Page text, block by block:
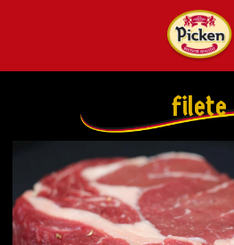
filete